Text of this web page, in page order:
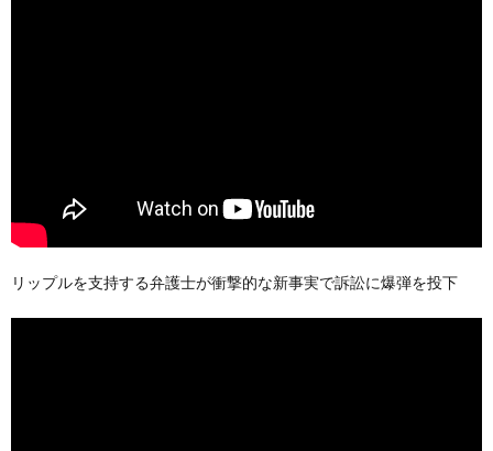
リップルを支持する弁護士が衝撃的な新事実で訴訟に爆弾を投下